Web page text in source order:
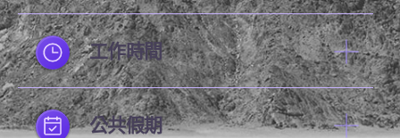
工作時間
公共假期